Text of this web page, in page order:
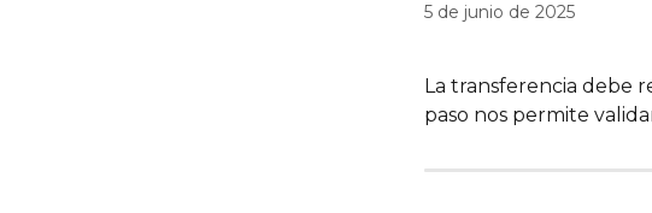
5 de junio de 2025
La transferencia debe
paso nos permite